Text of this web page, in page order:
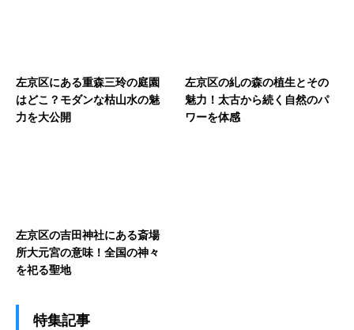
左京区にある重森三玲の庭園
はどこ？モダンな枯山水の魅
力を大公開
左京区の糺の森の植生とその
魅力！太古から続く自然のパ
ワーを体感
左京区の吉田神社にある斎場
所大元宮の意味！全国の神々
を祀る聖地
特集記事